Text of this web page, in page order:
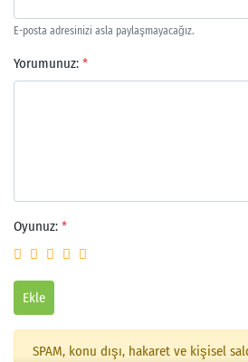
E-posta adresinizi asla paylaşmayacağız.
Yorumunuz: *
Oyunuz: *
Ekle
SPAM, konu dışı, hakaret ve kişisel